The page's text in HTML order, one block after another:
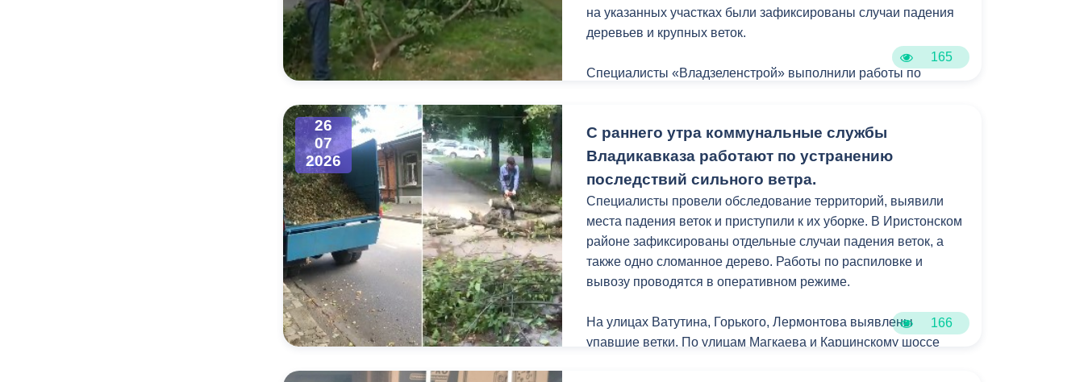
на указанных участках были зафиксированы случаи падения
деревьев и крупных веток.
Специалисты «Владзеленстрой» выполнили работы по
Администрация Владикавказа продолжает мониторинг
городской территории.
165
26
07
2026
С раннего утра коммунальные службы
Владикавказа работают по устранению
последствий сильного ветра.
Специалисты провели обследование территорий, выявили
места падения веток и приступили к их уборке. В Иристонском
районе зафиксированы отдельные случаи падения веток, а
также одно сломанное дерево. Работы по распиловке и
вывозу проводятся в оперативном режиме.
На улицах Ватутина, Горького, Лермонтова выявлены
упавшие ветки. По улицам Магкаева и Карцинскому шоссе
166